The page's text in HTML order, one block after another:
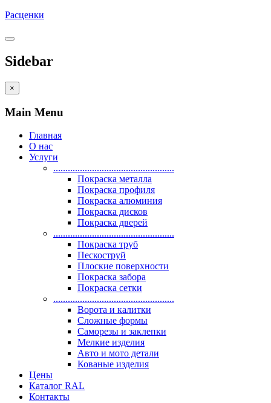
Расценки
Sidebar
×
Main Menu
Главная
О нас
Услуги
..................................................
Покраска металла
Покраска профиля
Покраска алюминия
Покраска дисков
Покраска дверей
..................................................
Покраска труб
Пескоструй
Плоские поверхности
Покраска забора
Покраска сетки
..................................................
Ворота и калитки
Сложные формы
Саморезы и заклепки
Мелкие изделия
Авто и мото детали
Кованые изделия
Цены
Каталог RAL
Контакты